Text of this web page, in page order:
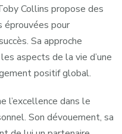
Collins propose des
éprouvées pour
Sa approche
aspects de la vie d’une
positif global.
l’excellence dans le
Son dévouement, sa